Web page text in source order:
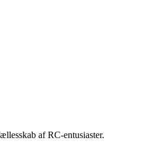
af RC-entusiaster.